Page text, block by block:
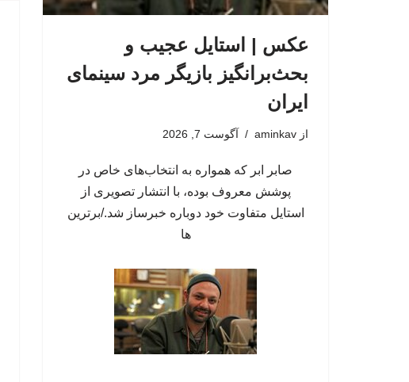
عکس | استایل عجیب و
بحث‌برانگیز بازیگر مرد سینمای
ایران
از aminkav آگوست 7, 2026
صابر ابر که همواره به انتخاب‌های خاص در
پوشش معروف بوده، با انتشار تصویری از
استایل متفاوت خود دوباره خبرساز شد./برترین
ها